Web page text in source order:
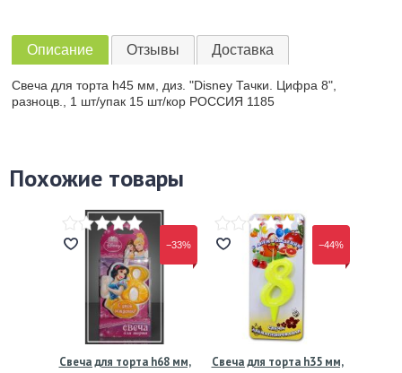
Описание Отзывы Доставка
Свеча для торта h45 мм, диз. "Disney Тачки. Цифра 8",
разноцв., 1 шт/упак 15 шт/кор РОССИЯ 1185
Похожие товары
−33%
Свеча для торта h68 мм,
−44%
Свеча для торта h35 мм,